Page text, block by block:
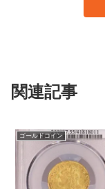
関連記事
ゴールドコイン